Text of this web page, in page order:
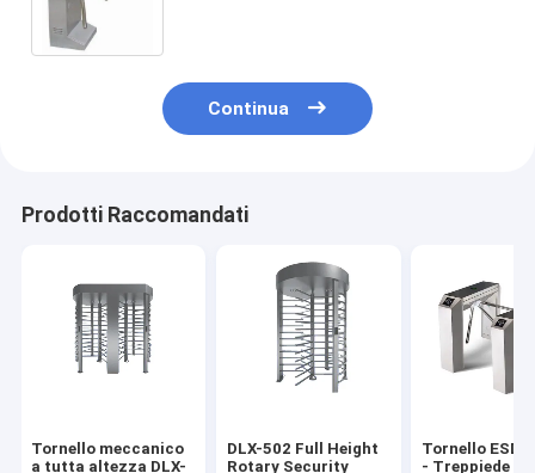
Continua
Prodotti Raccomandati
Tornello meccanico
a tutta altezza DLX-
DLX-502 Full Height
Rotary Security
Tornello ESD
- Treppiede